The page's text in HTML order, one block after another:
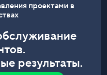
результаты.
проектами в